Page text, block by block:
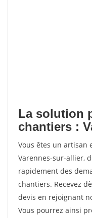
La solution
chantiers :
Vous êtes un artisan
Varennes-sur-allier,
rapidement des
chantiers. Recevez
devis en rejoignant
Vous pourrez ainsi